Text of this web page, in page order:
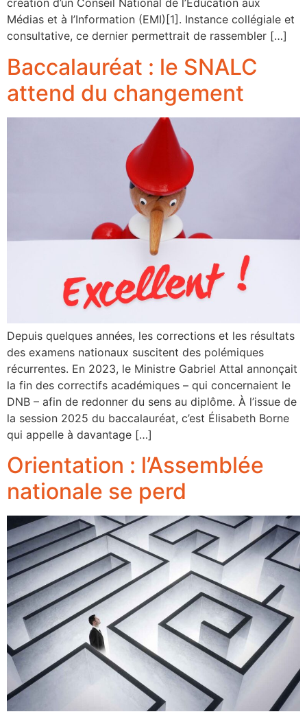
création d’un Conseil National de l’Éducation aux
Médias et à l’Information (EMI)[1]. Instance collégiale et
consultative, ce dernier permettrait de rassembler […]
Baccalauréat : le SNALC
attend du changement
Depuis quelques années, les corrections et les résultats
des examens nationaux suscitent des polémiques
récurrentes. En 2023, le Ministre Gabriel Attal annonçait
la fin des correctifs académiques – qui concernaient le
DNB – afin de redonner du sens au diplôme. À l’issue de
la session 2025 du baccalauréat, c’est Élisabeth Borne
qui appelle à davantage […]
Orientation : l’Assemblée
nationale se perd